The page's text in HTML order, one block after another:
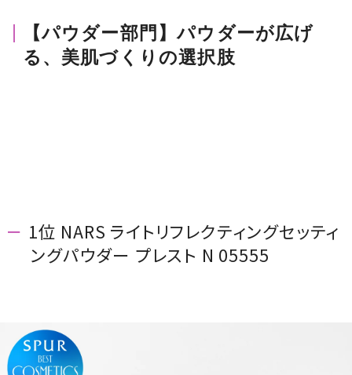
【パウダー部門】パウダーが広げ
る、美肌づくりの選択肢
1位 NARS ライトリフレクティングセッティ
ングパウダー プレスト N 05555